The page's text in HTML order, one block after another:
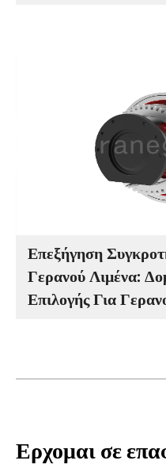
Επεξήγηση
Γερανού Λιμένα:
Επιλογής Για
Ερχομαι σε